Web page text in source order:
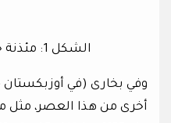
الشكل 1: مئذنة جام في أفغانستان
وفي بخارى (في أوزبكستان
أخرى من هذا العصر، مثل